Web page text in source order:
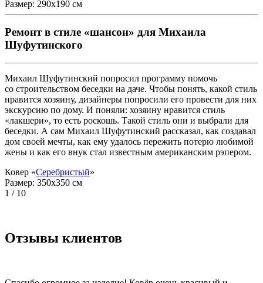
Размер: 290x190 см
Ремонт в стиле «шансон» для Михаила
Шуфутинского
Михаил Шуфутинский попросил программу помочь
со строительством беседки на даче. Чтобы понять, какой стиль
нравится хозяину, дизайнеры попросили его провести для них
экскурсию по дому. И поняли: хозяину нравится стиль
«лакшери», то есть роскошь. Такой стиль они и выбрали для
беседки. А сам Михаил Шуфутинский рассказал, как создавал
дом своей мечты, как ему удалось пережить потерю любимой
жены и как его внук стал известным американским рэпером.
Ковер «Серебристый»
Размер: 350x350 см
1 / 10
Отзывы клиентов